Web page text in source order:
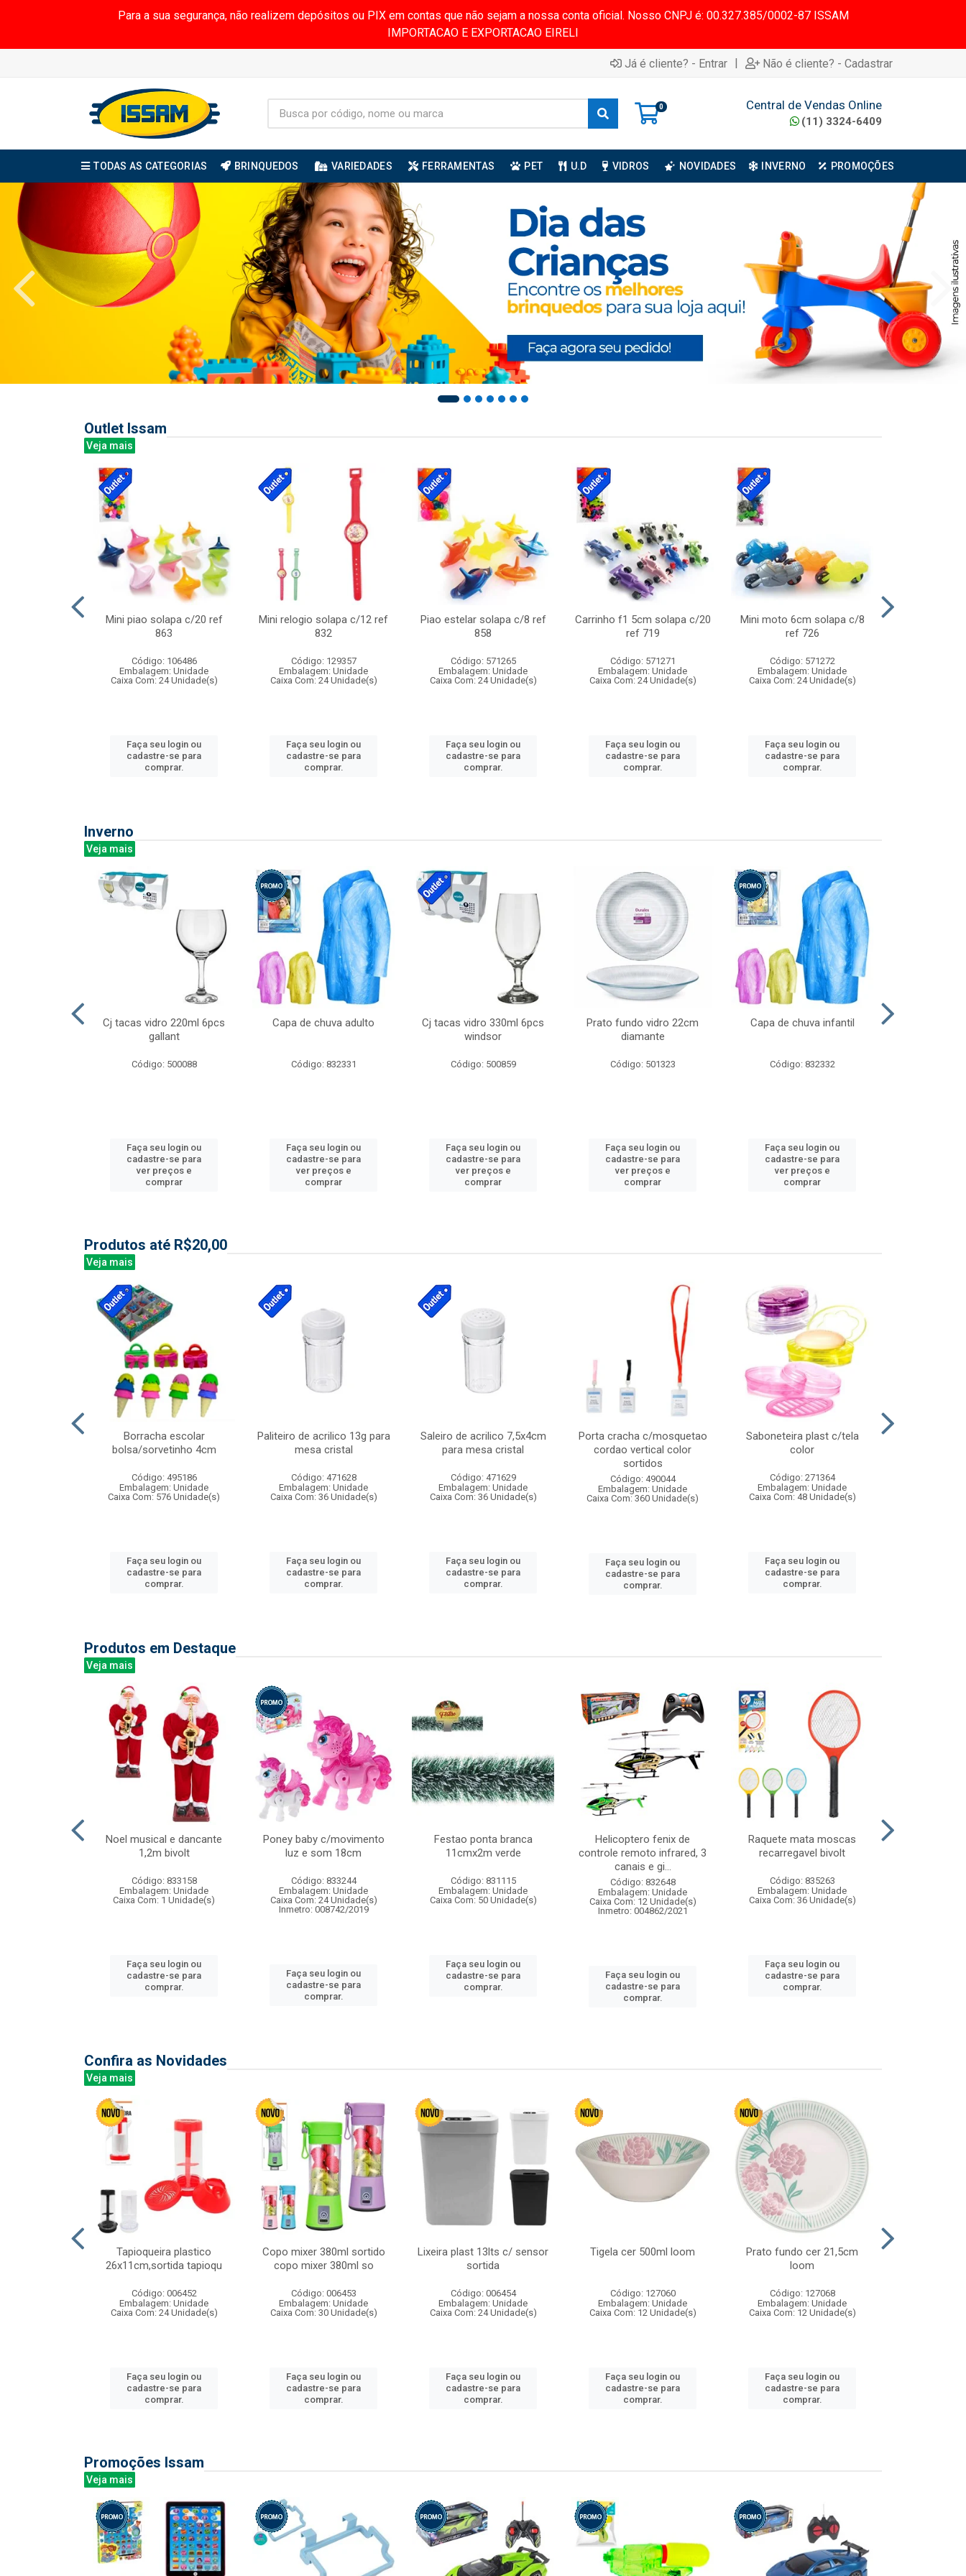
Para a sua segurança, não realizem depósitos ou PIX em contas que não sejam a nossa conta oficial. Nosso CNPJ é: 00.327.385/0002-87 ISSAM
IMPORTACAO E EXPORTACAO EIRELI
Já é cliente? - Entrar | Não é cliente? - Cadastrar
0 Central de Vendas Online
(11) 3324-6409
TODAS AS CATEGORIAS BRINQUEDOS VARIEDADES FERRAMENTAS PET U.D VIDROS NOVIDADES INVERNO PROMOÇÕES
Outlet Issam
Veja mais
Mini piao solapa c/20 ref
863
Código: 106486
Embalagem: Unidade
Caixa Com: 24 Unidade(s)
Faça seu login ou
cadastre-se para
comprar.
Mini relogio solapa c/12 ref
832
Código: 129357
Embalagem: Unidade
Caixa Com: 24 Unidade(s)
Faça seu login ou
cadastre-se para
comprar.
Piao estelar solapa c/8 ref
858
Código: 571265
Embalagem: Unidade
Caixa Com: 24 Unidade(s)
Faça seu login ou
cadastre-se para
comprar.
Carrinho f1 5cm solapa c/20
ref 719
Código: 571271
Embalagem: Unidade
Caixa Com: 24 Unidade(s)
Faça seu login ou
cadastre-se para
comprar.
Mini moto 6cm solapa c/8
ref 726
Código: 571272
Embalagem: Unidade
Caixa Com: 24 Unidade(s)
Faça seu login ou
cadastre-se para
comprar.
Inverno
Veja mais
Cj tacas vidro 220ml 6pcs
gallant
Código: 500088
Faça seu login ou
cadastre-se para
ver preços e
comprar
Capa de chuva adulto
Código: 832331
Faça seu login ou
cadastre-se para
ver preços e
comprar
Cj tacas vidro 330ml 6pcs
windsor
Código: 500859
Faça seu login ou
cadastre-se para
ver preços e
comprar
Prato fundo vidro 22cm
diamante
Código: 501323
Faça seu login ou
cadastre-se para
ver preços e
comprar
Capa de chuva infantil
Código: 832332
Faça seu login ou
cadastre-se para
ver preços e
comprar
Produtos até R$20,00
Veja mais
Borracha escolar
bolsa/sorvetinho 4cm
Código: 495186
Embalagem: Unidade
Caixa Com: 576 Unidade(s)
Faça seu login ou
cadastre-se para
comprar.
Paliteiro de acrilico 13g para
mesa cristal
Código: 471628
Embalagem: Unidade
Caixa Com: 36 Unidade(s)
Faça seu login ou
cadastre-se para
comprar.
Saleiro de acrilico 7,5x4cm
para mesa cristal
Código: 471629
Embalagem: Unidade
Caixa Com: 36 Unidade(s)
Faça seu login ou
cadastre-se para
comprar.
Porta cracha c/mosquetao
cordao vertical color
sortidos
Código: 490044
Embalagem: Unidade
Caixa Com: 360 Unidade(s)
Faça seu login ou
cadastre-se para
comprar.
Saboneteira plast c/tela
color
Código: 271364
Embalagem: Unidade
Caixa Com: 48 Unidade(s)
Faça seu login ou
cadastre-se para
comprar.
Produtos em Destaque
Veja mais
Noel musical e dancante
1,2m bivolt
Código: 833158
Embalagem: Unidade
Caixa Com: 1 Unidade(s)
Faça seu login ou
cadastre-se para
comprar.
Poney baby c/movimento
luz e som 18cm
Código: 833244
Embalagem: Unidade
Caixa Com: 24 Unidade(s)
Inmetro: 008742/2019
Faça seu login ou
cadastre-se para
comprar.
Festao ponta branca
11cmx2m verde
Código: 831115
Embalagem: Unidade
Caixa Com: 50 Unidade(s)
Faça seu login ou
cadastre-se para
comprar.
Helicoptero fenix de
controle remoto infrared, 3
canais e gi...
Código: 832648
Embalagem: Unidade
Caixa Com: 12 Unidade(s)
Inmetro: 004862/2021
Faça seu login ou
cadastre-se para
comprar.
Raquete mata moscas
recarregavel bivolt
Código: 835263
Embalagem: Unidade
Caixa Com: 36 Unidade(s)
Faça seu login ou
cadastre-se para
comprar.
Confira as Novidades
Veja mais
Tapioqueira plastico
26x11cm,sortida tapioqu
Código: 006452
Embalagem: Unidade
Caixa Com: 24 Unidade(s)
Faça seu login ou
cadastre-se para
comprar.
Copo mixer 380ml sortido
copo mixer 380ml so
Código: 006453
Embalagem: Unidade
Caixa Com: 30 Unidade(s)
Faça seu login ou
cadastre-se para
comprar.
Lixeira plast 13lts c/ sensor
sortida
Código: 006454
Embalagem: Unidade
Caixa Com: 24 Unidade(s)
Faça seu login ou
cadastre-se para
comprar.
Tigela cer 500ml loom
Código: 127060
Embalagem: Unidade
Caixa Com: 12 Unidade(s)
Faça seu login ou
cadastre-se para
comprar.
Prato fundo cer 21,5cm
loom
Código: 127068
Embalagem: Unidade
Caixa Com: 12 Unidade(s)
Faça seu login ou
cadastre-se para
comprar.
Promoções Issam
Veja mais